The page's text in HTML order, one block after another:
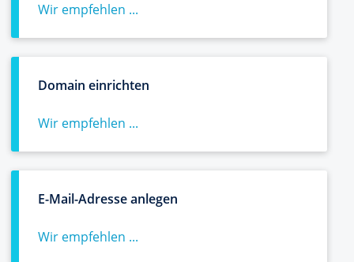
Wir empfehlen ...
Domain einrichten
Wir empfehlen ...
E-Mail-Adresse anlegen
Wir empfehlen ...